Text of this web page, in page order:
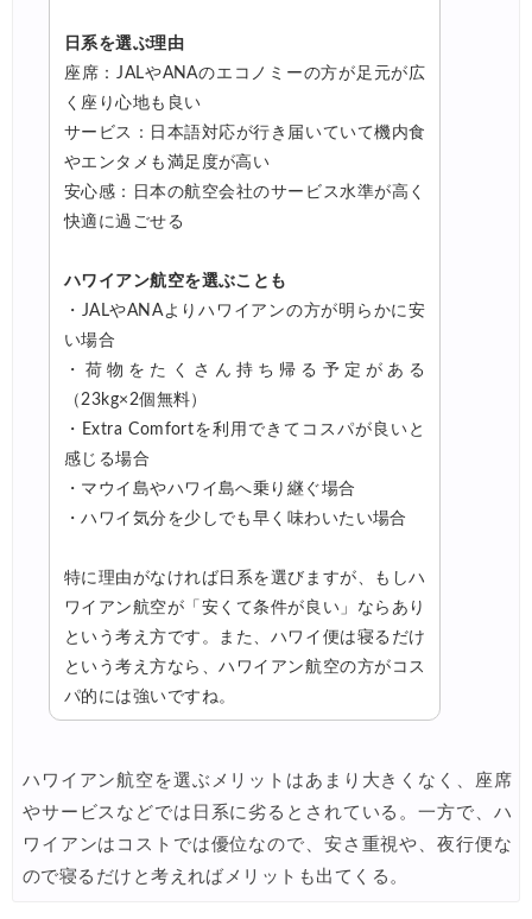
日系を選ぶ理由
座席：JALやANAのエコノミーの方が足元が広
く座り心地も良い
サービス：日本語対応が行き届いていて機内食
やエンタメも満足度が高い
安心感：日本の航空会社のサービス水準が高く
快適に過ごせる
ハワイアン航空を選ぶことも
・JALやANAよりハワイアンの方が明らかに安
い場合
・荷物をたくさん持ち帰る予定がある
（23kg×2個無料）
・Extra Comfortを利用できてコスパが良いと
感じる場合
・マウイ島やハワイ島へ乗り継ぐ場合
・ハワイ気分を少しでも早く味わいたい場合
特に理由がなければ日系を選びますが、もしハ
ワイアン航空が「安くて条件が良い」ならあり
という考え方です。また、ハワイ便は寝るだけ
という考え方なら、ハワイアン航空の方がコス
パ的には強いですね。
ハワイアン航空を選ぶメリットはあまり大きくなく、座席
やサービスなどでは日系に劣るとされている。一方で、ハ
ワイアンはコストでは優位なので、安さ重視や、夜行便な
ので寝るだけと考えればメリットも出てくる。